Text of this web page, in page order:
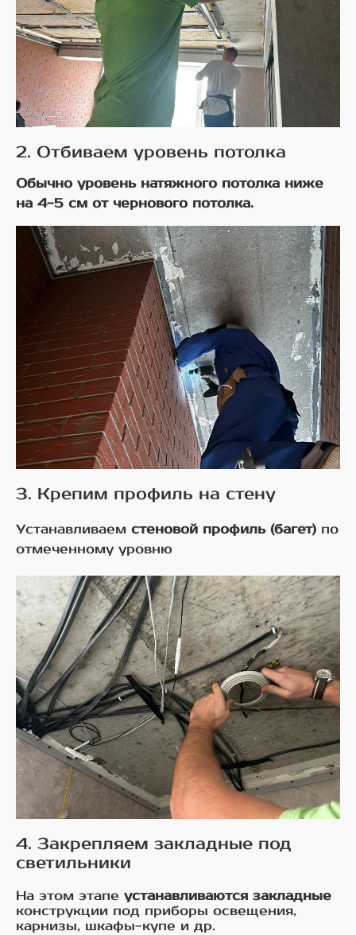
2. Отбиваем уровень потолка
Обычно уровень натяжного потолка ниже
на 4-5 см от чернового потолка.
3. Крепим профиль на стену
Устанавливаем стеновой профиль (багет) по
отмеченному уровню
4. Закрепляем закладные под
светильники
На этом этапе устанавливаются закладные
конструкции под приборы освещения,
карнизы, шкафы-купе и др.